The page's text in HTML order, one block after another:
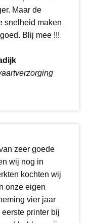
Maar de
snelheid maken
Blij mee !!!
zeer goede
wij nog in
kochten wij
onze eigen
vier jaar
printer bij